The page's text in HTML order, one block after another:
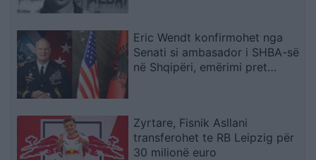
Eric Wendt konfirmohet nga
Senati si ambasador i SHBA-së
në Shqipëri, emërimi pret
Zyrtare, Fisnik Asllani
transferohet te RB Leipzig për
30 milionë euro